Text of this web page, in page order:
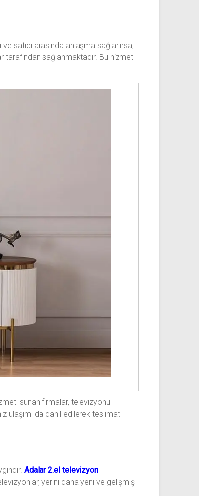
satıcı arasında anlaşma sağlanırsa,
sağlanmaktadır. Bu hizmet
sunan firmalar, televizyonu
ulaşımı da dahil edilerek teslimat
Adalar 2.el televizyon
yerini daha yeni ve gelişmiş